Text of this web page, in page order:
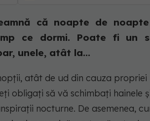
că noapte de
ce dormi. Poate fi un
unele, atât la...
atât de ud din cauza propriei
obligați să vă schimbați hainele
nocturne. De asemenea,